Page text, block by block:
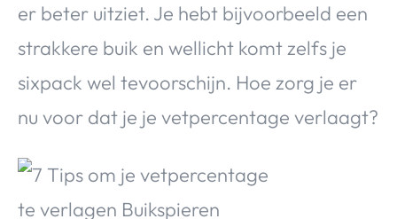
er beter uitziet. Je hebt bijvoorbeeld een
strakkere buik en wellicht komt zelfs je
sixpack wel tevoorschijn. Hoe zorg je er
nu voor dat je je vetpercentage verlaagt?